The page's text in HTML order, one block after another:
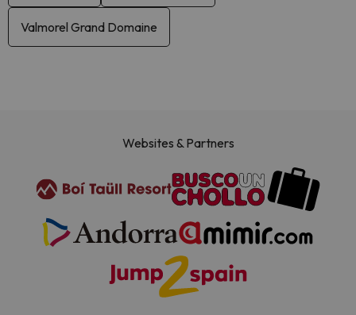
Valmorel Grand Domaine
Websites & Partners